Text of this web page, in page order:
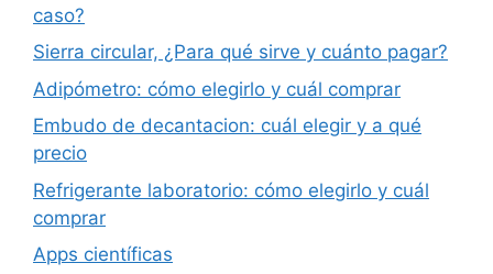
caso?
Sierra circular, ¿Para qué sirve y cuánto pagar?
Adipómetro: cómo elegirlo y cuál comprar
Embudo de decantacion: cuál elegir y a qué
precio
Refrigerante laboratorio: cómo elegirlo y cuál
comprar
Apps científicas